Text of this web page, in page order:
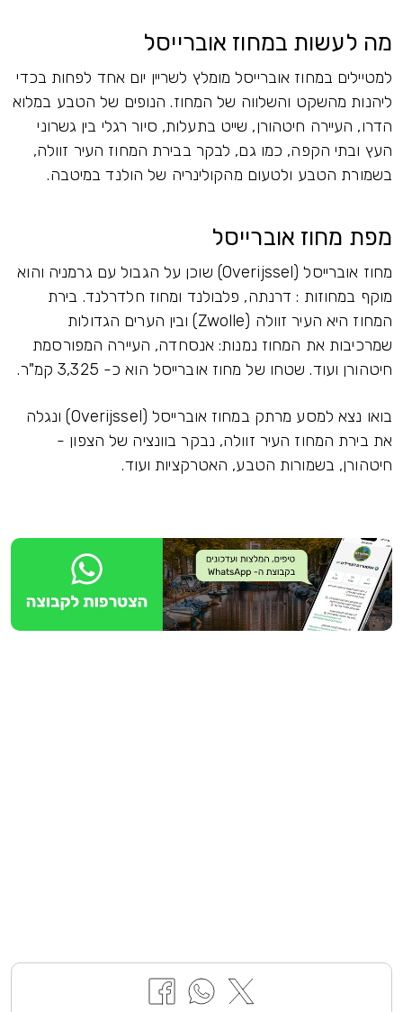
במחוז אוברייסל
אוברייסל מומלץ לשריין יום אחד לפחות בכדי
והשלווה של המחוז. הנופים של הטבע במלוא
חיטהורן, שייט בתעלות, סיור רגלי בין גשרוני
כמו גם, לבקר בבירת המחוז העיר זוולה,
ולטעום מהקולינריה של הולנד במיטבה.
אוברייסל
מחוז אוברייסל (Overijssel) שוכן על הגבול עם גרמניה והוא
: דרנתה, פלבולנד ומחוז חלדרלנד. בירת
המחוז היא העיר זוולה (Zwolle) ובין הערים הגדולות
המחוז נמנות: אנסחדה, העיירה המפורסמת
של מחוז אוברייסל הוא כ- 3,325 קמ"ר.
בואו נצא למסע מרתק במחוז אוברייסל (Overijssel) ונגלה
העיר זוולה, נבקר בוונציה של הצפון -
הטבע, האטרקציות ועוד.